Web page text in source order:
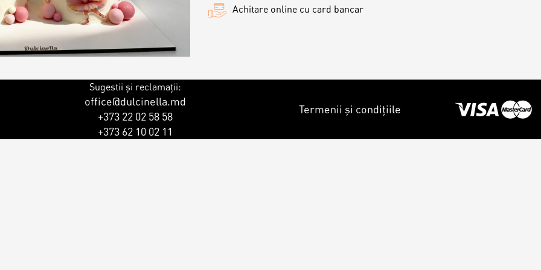
Achitare online cu card bancar
Sugestii și reclamații:
office@dulcinella.md
+373 22 02 58 58
+373 62 10 02 11
Termenii și condițiile